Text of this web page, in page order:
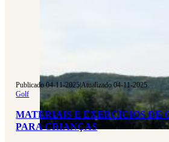
Publicado 04-11-2025|Atualizado 04-11-2025
Golf
MATERIAIS E EXERCÍCIOS DE
PARA CRIANÇAS